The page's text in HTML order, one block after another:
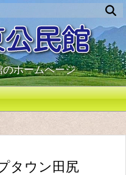
ホームページ
タウン田尻